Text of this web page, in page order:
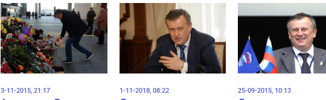
пассажирских
перевозок
3-11-2015, 21:17 1-11-2018, 08:22 25-09-2015, 10:13